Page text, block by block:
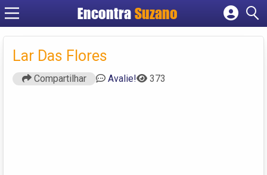
EncontraSuzano
Cadastrar empresa
Lar Das Flores
Compartilhar Avalie! 373